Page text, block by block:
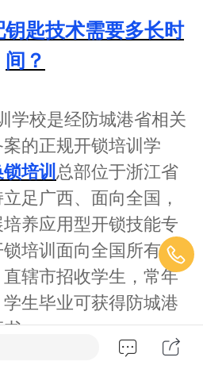
钥匙技术需要多长时
间？
学校是经防城港省相关
的正规开锁培训学
培训 总部位于浙江省
足广西、面向全国，
养应用型开锁技能专
培训面向全国所有的
辖市招收学生，常年
生毕业可获得防城港
。